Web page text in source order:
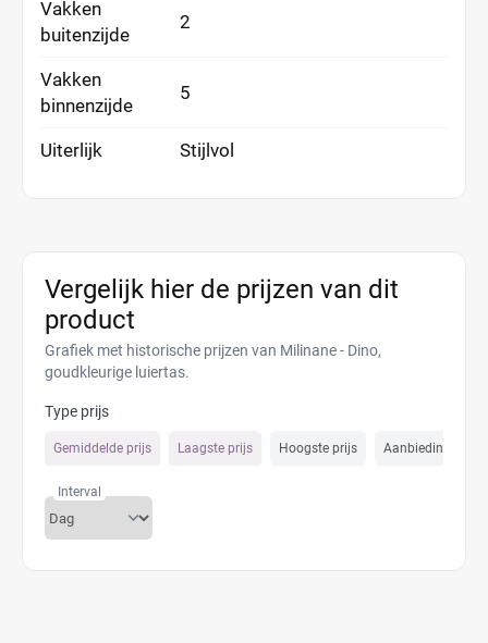
Vakken
buitenzijde
2
Vakken
binnenzijde
5
Uiterlijk Stijlvol
Vergelijk hier de prijzen van dit
product
Grafiek met historische prijzen van Milinane - Dino,
goudkleurige luiertas.
Type prijs
Gemiddelde prijs Laagste prijs Hoogste prijs Aanbiedings prijs
Interval